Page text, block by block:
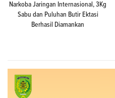
Narkoba Jaringan Internasional, 3Kg
Sabu dan Puluhan Butir Ektasi
Berhasil Diamankan